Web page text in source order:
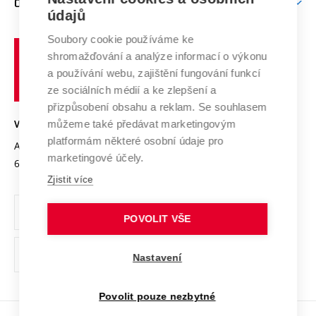
E-přihláška
Doktorské studium
Podpora podnikání
Systém zajišťování kvality výzkumu
Výzkumné infrastruktury
Transfer znalostí
Open Science
Projekty
Projekty ze strukturálních fondů
Specifický výzkum
Zahraniční spolupráce
Spolupráce se školami
Služby univerzity
Mezinárodní dohody
Univerzitní sítě
O UNIVERZITĚ
Profil univerzity
Udržitelná univerzita
Podnikavá univerzita / ContriBUTe
Bezpečná univerzita
Vyznamenání
Organizační struktura
Ochrana osobních údajů
odkaz)
učení
technické
VYSOKÉ UČENÍ TECHNICKÉ V BRNĚ
Antonínská 548/1
602 00 Brno
www.vut.cz
vut@vutbr.cz
údajů
Soubory cookie používáme ke
shromažďování a analýze informací o výkonu
a používání webu, zajištění fungování funkcí
ze sociálních médií a ke zlepšení a
přizpůsobení obsahu a reklam. Se souhlasem
můžeme také předávat marketingovým
platformám některé osobní údaje pro
marketingové účely.
Zjistit více
POVOLIT VŠE
Nastavení
Povolit pouze nezbytné